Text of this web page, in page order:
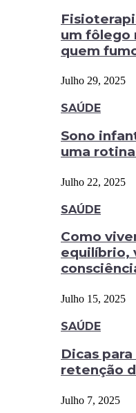
um fôlego
quem
Julho 29, 2025
SAÚDE
Sono
uma
Julho 22, 2025
SAÚDE
Como
equilíbrio,
Julho 15, 2025
SAÚDE
Dicas
retenção
Julho 7, 2025